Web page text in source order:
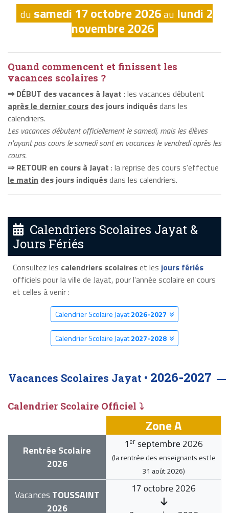
du samedi 17 octobre 2026au lundi 2
novembre 2026
Quand commencent et finissent les
vacances scolaires ?
⇒ DÉBUT des vacances à Jayat : les vacances débutent
après le dernier cours des jours indiquésdans les
calendriers.
Les vacances débutent officiellement le samedi, mais les élèves
n'ayant pas cours le samedi sont en vacances le vendredi après les
cours.
⇒ RETOUR en cours à Jayat : la reprise des cours s'effectue
le matin des jours indiquésdans les calendriers.
Calendriers Scolaires Jayat &
Jours Fériés
Consultez les calendriers scolaireset les jours fériés
officiels pour la ville de Jayat, pour l'année scolaire en cours
et celles à venir :
Calendrier Scolaire Jayat2026-2027
Calendrier Scolaire Jayat2027-2028
Vacances Scolaires Jayat • 2026-2027
Calendrier Scolaire Officiel ⤵
Zone A
Rentrée Scolaire
2026
1 er septembre 2026
(la rentrée des enseignants est le
31 août 2026)
Vacances TOUSSAINT
2026
17 octobre 2026